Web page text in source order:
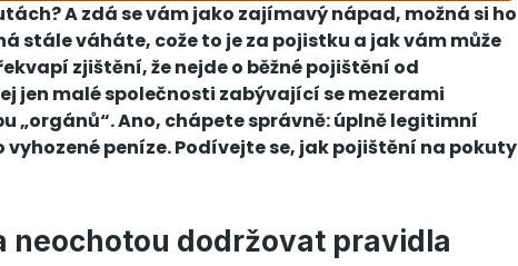
A zdá se vám jako zajímavý nápad, možná si ho
stále váháte, cože to je za pojistku a jak vám může
zjištění, že nejde o běžné pojištění od
jen malé společnosti zabývající se mezerami
„orgánů“. Ano, chápete správně: úplně legitimní
vyhozené peníze. Podívejte se, jak pojištění na pokuty
neochotou dodržovat pravidla